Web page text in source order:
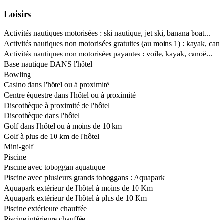
Loisirs
Activités nautiques motorisées : ski nautique, jet ski, banana boat...
Activités nautiques non motorisées gratuites (au moins 1) : kayak,
Activités nautiques non motorisées payantes : voile, kayak, canoë...
Base nautique DANS l'hôtel
Bowling
Casino dans l'hôtel ou à proximité
Centre équestre dans l'hôtel ou à proximité
Discothèque à proximité de l'hôtel
Discothèque dans l'hôtel
Golf dans l'hôtel ou à moins de 10 km
Golf à plus de 10 km de l'hôtel
Mini-golf
Piscine
Piscine avec toboggan aquatique
Piscine avec plusieurs grands toboggans : Aquapark
Aquapark extérieur de l'hôtel à moins de 10 Km
Aquapark extérieur de l'hôtel à plus de 10 Km
Piscine extérieure chauffée